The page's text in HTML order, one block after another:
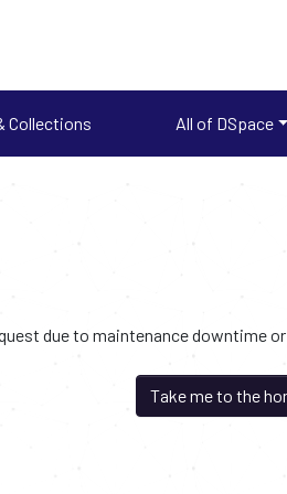
Collections All of DSpace
due to maintenance downtime
Take me to the